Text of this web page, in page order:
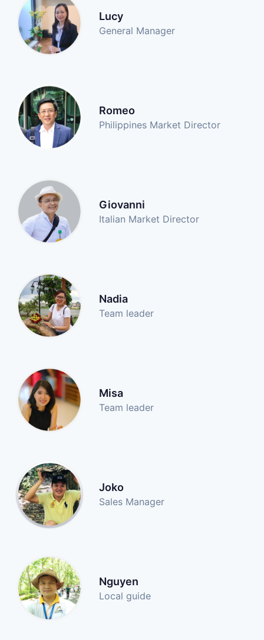
Lucy
General Manager
Romeo
Philippines Market Director
Giovanni
Italian Market Director
Nadia
Team leader
Misa
Team leader
Joko
Sales Manager
Nguyen
Local guide